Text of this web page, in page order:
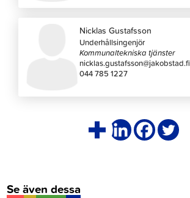
Nicklas Gustafsson
Underhållsingenjör
Kommunaltekniska tjänster
nicklas.gustafsson@jakobstad.fi
044 785 1227
Se även dessa